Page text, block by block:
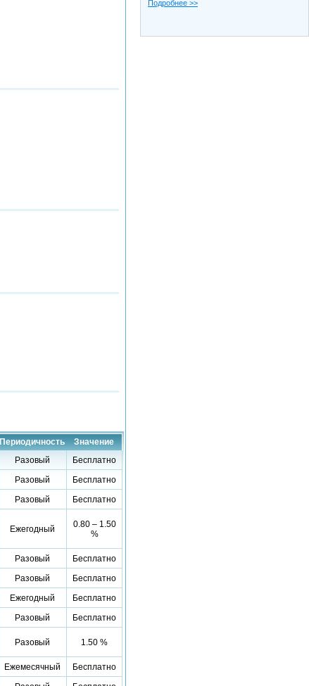
Периодичность
Значение
Разовый
Бесплатно
Разовый
Бесплатно
Разовый
Бесплатно
Ежегодный
0.80 – 1.50
%
Разовый
Бесплатно
Разовый
Бесплатно
Ежегодный
Бесплатно
Разовый
Бесплатно
Разовый 1.50 %
Ежемесячный
Бесплатно
Подробнее >>